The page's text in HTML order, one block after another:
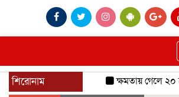
শিরোনাম ক্ষমতায় গেলে ২০